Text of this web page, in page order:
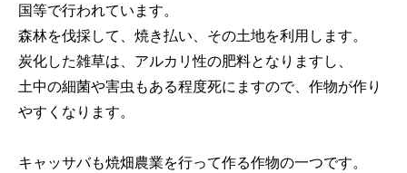
国等で行われています。
森林を伐採して、焼き払い、その土地を利用します。
炭化した雑草は、アルカリ性の肥料となりますし、
土中の細菌や害虫もある程度死にますので、作物が作り
やすくなります。
キャッサバも焼畑農業を行って作る作物の一つです。